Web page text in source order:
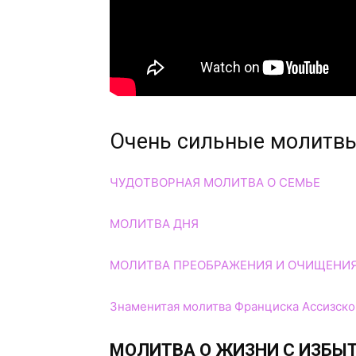
Очень сильные
ЧУДОТВОРНАЯ МОЛИТВА О СЕМЬЕ
МОЛИТВА ДНЯ
МОЛИТВА ПРЕОБРАЖЕНИЯ И
Знаменитая молитва Франциска
МОЛИТВА О ЖИЗНИ С